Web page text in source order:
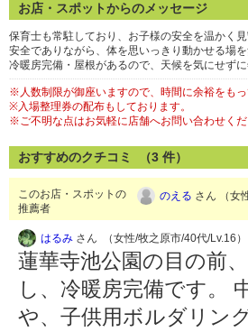
お店・スポットからのメッセージ
保育士も常駐しており、お子様の安全を温かく見
安全でありながら、体を思いっきり動かせる場を
冷暖房完備・屋根があるので、天候を気にせずに
※人数制限が御座いますので、時間に余裕をもっ
※入場整理券の配布もしております。
※ご不明な点はお気軽に店舗へお問い合わせくだ
おすすめのクチコミ （3 件）
このお店・スポットの
推薦者
のえる さん （女
はるみ さん （女性/牧之原市/40代/Lv.16）
蓮華寺池公園の目の前
し、冷暖房完備です。
や、子供用ボルダリン